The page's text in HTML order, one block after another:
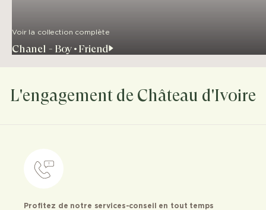
Voir la collection complète
Chanel - Boy•Friend
L'engagement de Château d'Ivoire
Profitez de notre services-conseil en tout temps